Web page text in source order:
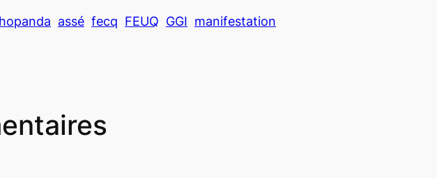
assé fecq FEUQ GGI manifestation